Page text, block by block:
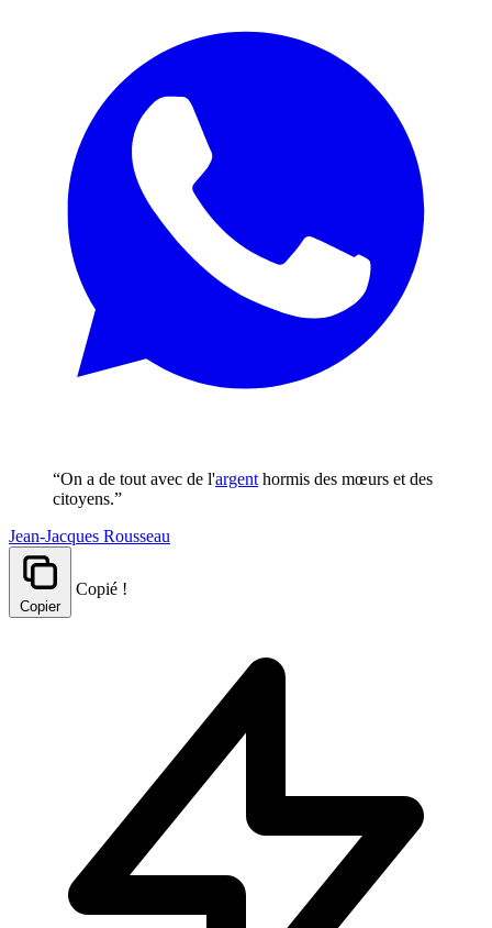
“On a de tout avec de l'argent hormis des mœurs et des
citoyens.”
Jean-Jacques Rousseau
Copier
Copié !